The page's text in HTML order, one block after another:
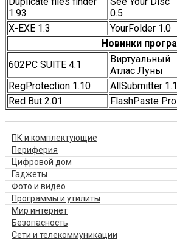
1.93
0.5
X-EXE 1.3
YourFolder 1.0
Новинки
602PC SUITE 4.1
Виртуальный
Атлас Луны
RegProtection 1.10
AllSubmitter 1.1
Red But 2.01
FlashPaste Pro
ПК и комплектующие
Периферия
Цифровой дом
Гаджеты
Фото и видео
Программы и утилиты
Мир интернет
Безопасность
Сети и телекоммуникации